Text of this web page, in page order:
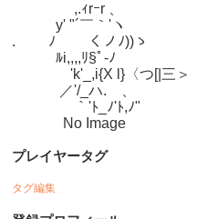
,.ｨrｰr 、
y' "´￣｀'ヽ
.　　 ﾉ　　 くノﾉ))ゝ
ﾙi,,,,ﾘ§ﾟ-ﾉ
'k'_,i{X l}〈つ[|三＞
／'/_ハ.ゝ、
｀'ﾄ_ﾉ'ﾄ,ﾉ"
No Image
プレイヤータグ
タグ編集